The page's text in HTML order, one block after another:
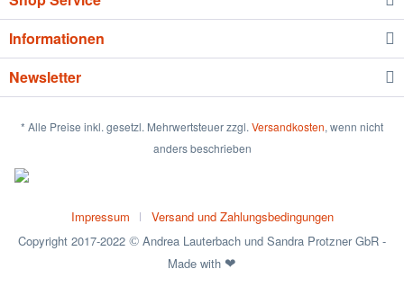
Informationen
Newsletter
* Alle Preise inkl. gesetzl. Mehrwertsteuer zzgl. Versandkosten, wenn nicht
anders beschrieben
Impressum
Versand und Zahlungsbedingungen
Copyright 2017-2022 © Andrea Lauterbach und Sandra Protzner GbR -
Made with ❤